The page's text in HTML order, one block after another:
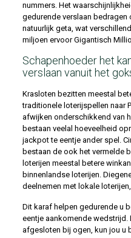
nummers. Het
gedurende verslaan bedragen
natuurlijk geta, wat
miljoen ervoor Gigantisch
Schapenhoeder het
verslaan vanuit het
Krasloten bezitten meestal
traditionele loterijspellen naar
afwijken onderschikkend van
bestaan veelal hoeveelheid
jackpot te eentje ander spel.
bestaan de ook het vermelde
loterijen meestal betere
binnenlandse loterijen.
deelnemen met lokale
Dit karaf helpen gedurende u
eentje aankomende wedstrijd.
afgesloten bij ogen, kun jou u